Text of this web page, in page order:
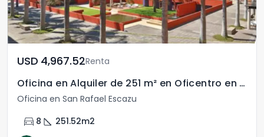
USD	4,967.52Renta
Oficina en Alquiler de 251 m² en Oficentro en Escazú
Oficina en San Rafael Escazu
directions_car 8 square_foot 251.52m2